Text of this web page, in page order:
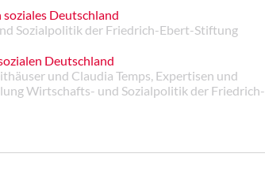
Deutschland
Sozialpolitik der Friedrich-Ebert-Stiftung
Deutschland
und Claudia Temps, Expertisen und
Wirtschafts- und Sozialpolitik der Friedrich-